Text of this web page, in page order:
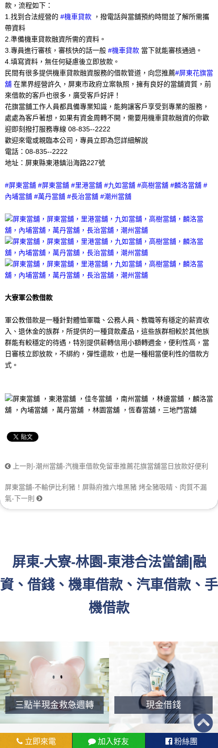
款，流程如下：
1.找到合法經營的 #機車貸款 ，撥電話與當舖預約時間並了解所需攜
帶資料
2.準備機車貸款融資所需的資料。
3.專員進行審核，審核快的話一般 #機車貸款 當下就能審核通過。
4.填寫資料，無任何疑慮後立即放款。
民間有很多提供機車貸款融資服務的借款管道，向您推薦#屏東花旗當
舖 在業界經營許久，屏東市政府立案執照，擁有良好的當舖資質，前
來借款的客戶也很多，廣受客戶好評！
花旗當舖工作人員都具備專業知識，能夠讓客戶享受到專業的服務，
處處為客戶著想，如果有資金周轉不開，需要用機車貸款融資的你歡
迎即刻撥打服務專線 08-835--2222
歡迎來電或親臨本公司，專員立即為您詳細解說
電話：08-835--2222
地址：屏東縣東港鎮沿海路227號
#屏東當舖 #屏東當舖 #里港當舖 #九如當舖 #高樹當舖 #麟洛當舖 #
內埔當舖 #萬丹當舖 #長治當舖 #潮州當舖
大寮軍公教借款
軍公教借款是一種針對體恤軍職、公務人員、教職等有穩定的薪資收
入、退休金的族群，所提供的一種貸款產品，這些族群相較於其他族
群能有較穩定的待遇，特別提供薪轉信用小額轉週金，便利性高，當
日審核立即放款，不綁約，彈性還款，也是一種相當便利性的借款方
式。
上一則-潮州當舖-汽機車借款免留車推薦花旗當舖當日放款好便利
屏東當舖-不輸伊比利豬！屏縣府推六堆黑豬 烤全豬吸睛、肉質不漏
氣-下一則
屏東-大寮-林園-東港合法當舖|融
資、借錢、機車借款、汽車借款、手
機借款
三點半現金救急週轉 現金借錢
立即來電 加入好友 粉絲團